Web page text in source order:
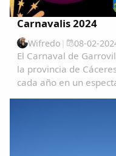
Carnavalis 2024
Wifredo | 08-02-
El Carnaval de
la provincia de
cada año en un